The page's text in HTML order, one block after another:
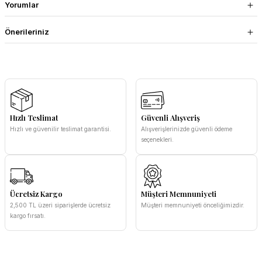
Yorumlar
Önerileriniz
Hızlı Teslimat
Hızlı ve güvenilir teslimat garantisi.
Güvenli Alışveriş
Alışverişlerinizde güvenli ödeme
seçenekleri.
Ücretsiz Kargo
2,500 TL üzeri siparişlerde ücretsiz
kargo fırsatı.
Müşteri Memnuniyeti
Müşteri memnuniyeti önceliğimizdir.